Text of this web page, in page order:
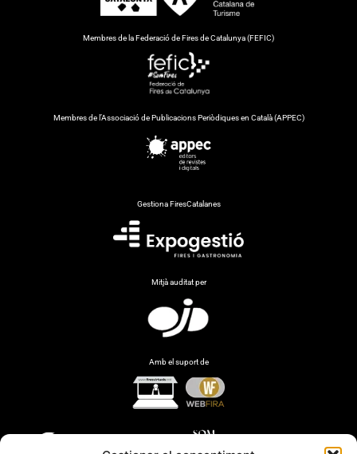
Membres de la Federació de Fires de Catalunya (FEFIC)
Membres de l’Associació de Publicacions Periòdiques en Català (APPEC)
Gestiona FiresCatalanes
Mitjà auditat per
Amb el suport de